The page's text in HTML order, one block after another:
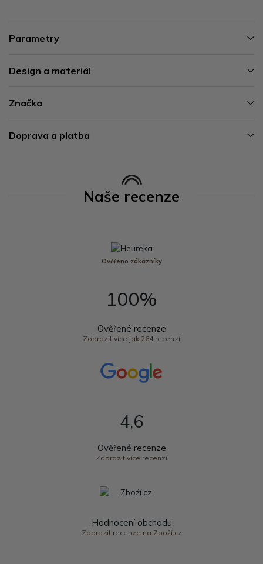
Parametry
Design a materiál
Značka
Doprava a platba
Naše recenze
Ověřeno zákazníky
100%
Ověřené recenze
Zobrazit více jak 264 recenzí
4,6
Ověřené recenze
Zobrazit více recenzí
Hodnocení obchodu
Zobrazit recenze na Zboží.cz